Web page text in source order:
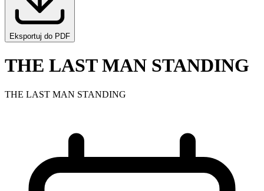
Eksportuj do PDF
THE LAST MAN STANDING
THE LAST MAN STANDING